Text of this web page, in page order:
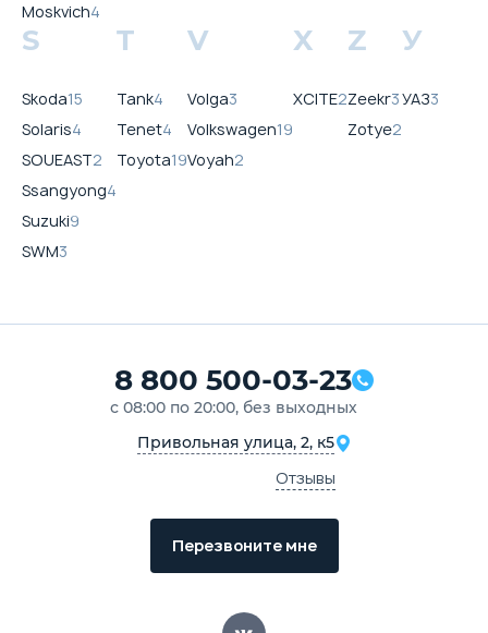
Moskvich4
S
Skoda15
Solaris4
SOUEAST2
Ssangyong4
Suzuki9
SWM3
T
Tank4
Tenet4
Toyota19
V
Volga3
Volkswagen19
Voyah2
X
XCITE2
Z
Zeekr3
Zotye2
У
УАЗ3
8 800 500-03-23
с 08:00 по 20:00, без выходных
Привольная улица, 2, к5
Отзывы
Перезвоните мне